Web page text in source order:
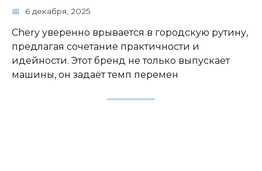
6 декабря, 2025
Chery уверенно врывается в городскую рутину,
предлагая сочетание практичности и
идейности. Этот бренд не только выпускает
машины, он задаёт темп перемен